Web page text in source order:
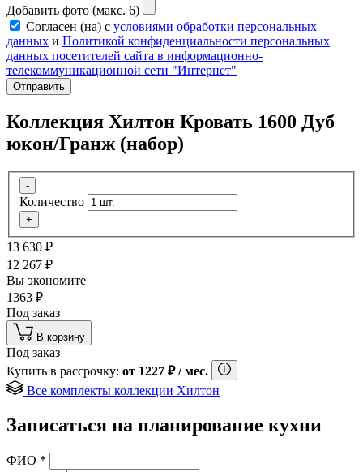
Добавить фото (макс. 6)
Согласен (на) с условиями обработки персональных
данных и Политикой конфиденциальности персональных
данных посетителей сайта в информационно-
телекоммуникационной сети "Интернет"
Отправить
Коллекция Хилтон Кровать 1600 Дуб
юкон/Гранж (набор)
-
Количество
+
13 630 ₽
12 267 ₽
Вы экономите
1363 ₽
Под заказ
В корзину
Под заказ
Купить в рассрочку: от 1227 ₽/ мес.
Все комплекты коллекции Хилтон
Записаться на планирование кухни
ФИО *